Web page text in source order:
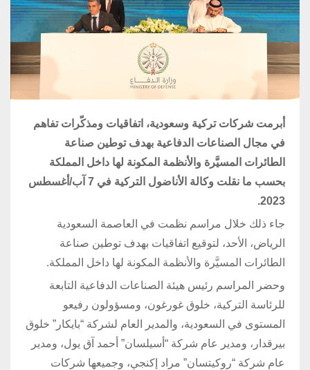
أبرمت شركات تركية وسعودية، اتفاقيات ومذكّرات تفاهم
في مجال الصناعات الدفاعية بهدف توطين صناعة
الطائرات المسيَّرة والأنظمة المكونة لها داخل المملكة
بحسب ما نقلت وكالة الأناضول التركية في 7 آب/أغسطس
2023.
جاء ذلك خلال مراسم نظمت في العاصمة السعودية
الرياض، الأحد، لتوقيع اتفاقيات بهدف توطين صناعة
الطائرات المسيَّرة والأنظمة المكونة لها داخل المملكة.
وحضر المراسم رئيس هيئة الصناعات الدفاعية التابعة
للرئاسة التركية، خلوق غورغون، ومسؤولون رفيعو
المستوى في السعودية، والمدير العام لشركة “بايكار” خلوق
بيرقدار، ومدير عام شركة “أسيلسان” أحمد آق يول، ومدير
عام شركة “روكيتسان” مراد إكنجي، وجميعها شركات